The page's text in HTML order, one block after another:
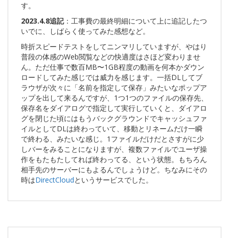
す。
2023.4.8追記：工事費の最終明細について上に追記したつ
いでに、しばらく使ってみた感想など。
時折スピードテストをしてニンマリしていますが、やはり
普段の体感のWeb閲覧などの快適度はさほど変わりませ
ん。ただ仕事で数百MB〜1GB程度の動画を何本かダウン
ロードしてみた感じでは威力を感じます。一括DLしてブ
ラウザが次々に「名前を指定して保存」みたいなポップア
ップを出して来るんですが、1つ1つのファイルの保存先、
保存名をダイアログで指定して実行していくと、ダイアロ
グを閉じた頃にはもうバックグラウンドでキャッシュファ
イルとしてDLは終わっていて、移動とリネームだけ一瞬
で終わる、みたいな感じ。1ファイルだけだとさすがに少
しバーをみることになりますが、複数ファイルでユーザ操
作をもたもたしてれば終わってる、という状態。もちろん
相手先のサーバーにもよるんでしょうけど。ちなみにその
時はDirectCloudというサービスでした。